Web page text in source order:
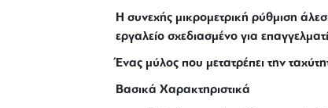
Η συνεχής μικρομετρική ρύθμιση
εργαλείο σχεδιασμένο για
Ένας μύλος που μετατρέπει την
Βασικά Χαρακτηριστικά